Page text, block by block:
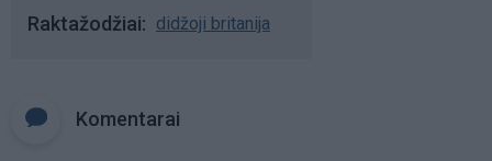
Raktažodžiai didžoji britanija
Komentarai